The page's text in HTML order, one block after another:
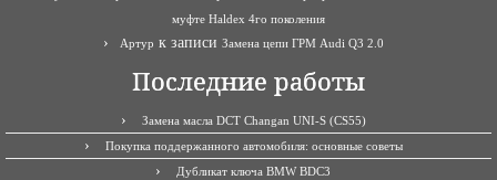
муфте Haldex 4го поколения
Артур к записи Замена цепи ГРМ Audi Q3 2.0
Последние работы
Замена масла DCT Changan UNI-S (CS55)
Покупка поддержанного автомобиля: основные советы
Дубликат ключа BMW BDC3